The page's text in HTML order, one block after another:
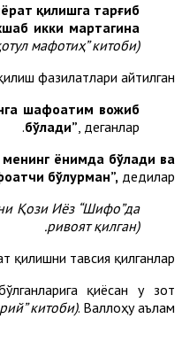
қилишга тарғиб
икки мартагина
мафотиҳ” китоби).
фазилатлари айтилган.
шафоатим вожиб
бўлади”, деганлар.
ёнимда бўлади ва
бўлурман”, дедилар.
Қози Иёз “Шифо”да
ривоят қилган).
тавсия қилганлар.
қиёсан у зот
китоби). Валлоҳу аълам.